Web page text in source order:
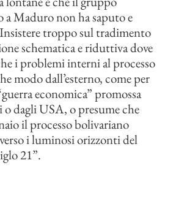
Maduro non ha saputo e
troppo sul tradimento
schematica e riduttiva dove
i problemi interni al processo
modo dall’esterno, come per
economica” promossa
dagli USA, o presume che
il processo bolivariano
i luminosi orizzonti del
21”.